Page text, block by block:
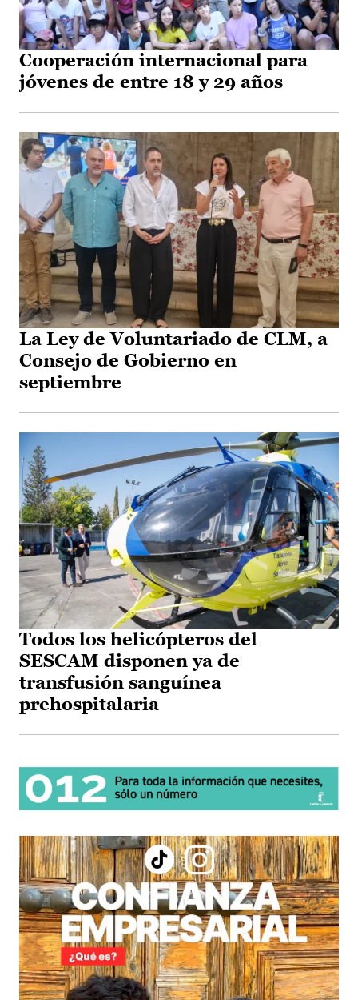
Cooperación internacional para
jóvenes de entre 18 y 29 años
La Ley de Voluntariado de CLM, a
Consejo de Gobierno en
septiembre
Todos los helicópteros del
SESCAM disponen ya de
transfusión sanguínea
prehospitalaria